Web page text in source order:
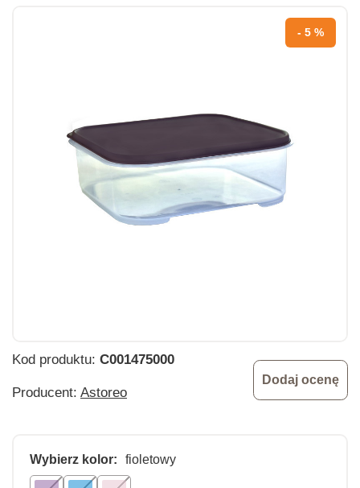
- 5 %
Kod produktu: C001475000
Producent: Astoreo
Dodaj ocenę
Wybierz kolor: fioletowy